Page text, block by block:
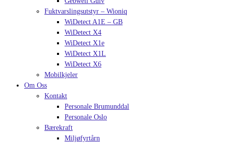
Fuktvarslingsutstyr – Wioniq
WiDetect A1E – GB
WiDetect X4
WiDetect X1e
WiDetect X1L
WiDetect X6
Mobilkjeler
Om Oss
Kontakt
Personale Brumunddal
Personale Oslo
Bærekraft
Miljøfyrtårn